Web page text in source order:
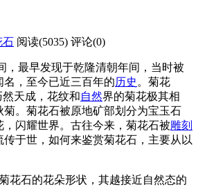
石 阅读(5035) 评论(0)
，最早发现于乾隆清朝年间，当时被
，至今已近三百年的历史 。菊花
天成，花纹和自然界的菊花极其相
。菊花石被原地矿部划分为宝玉石
闪耀世界。古往今来，菊花石被雕刻
传于世，如何来鉴赏菊花石，主要从以
花石的花朵形状，其越接近自然态的